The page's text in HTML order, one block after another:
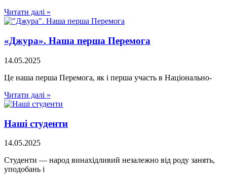
Читати далі »
«Джура». Наша перша Перемога
14.05.2025
Це наша перша Перемога, як і перша участь в Національно-
Читати далі »
Наші студенти
14.05.2025
Студенти — народ винахідливий незалежно від роду занять,
уподобань і